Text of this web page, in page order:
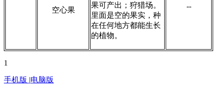
空心果
果可产出；狩猎场。
里面是空的果实，种
在任何地方都能生长
的植物。
--
1
手机版 |电脑版